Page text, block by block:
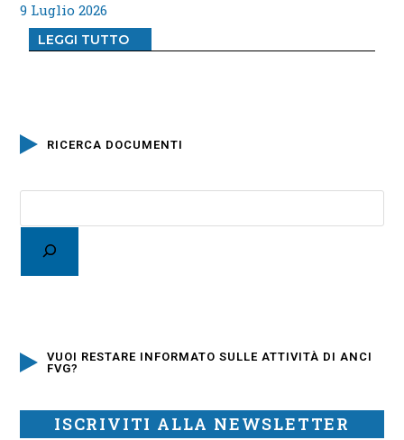
9 Luglio 2026
LEGGI TUTTO
RICERCA DOCUMENTI
VUOI RESTARE INFORMATO SULLE ATTIVITÀ DI ANCI
FVG?
ISCRIVITI ALLA NEWSLETTER